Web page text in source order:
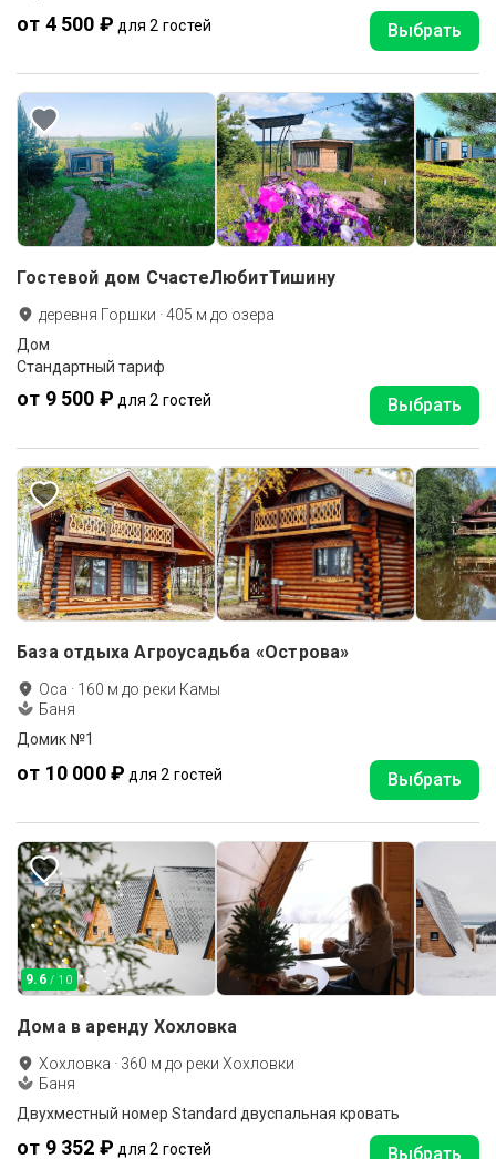
от 4 500 ₽ для 2 гостей Выбрать
Гостевой дом СчастеЛюбитТишину
деревня Горшки ·405 м до озера
Дом
Стандартный тариф
от 9 500 ₽ для 2 гостей Выбрать
База отдыха Агроусадьба «Острова»
Оса · 160 м до реки Камы
Баня
Домик №1
от 10 000 ₽ для 2 гостей Выбрать
9.6 / 10
Дома в аренду Хохловка
Хохловка · 360 м до реки Хохловки
Баня
Двухместный номер Standard двуспальная кровать
от 9 352 ₽ для 2 гостей Выбрать